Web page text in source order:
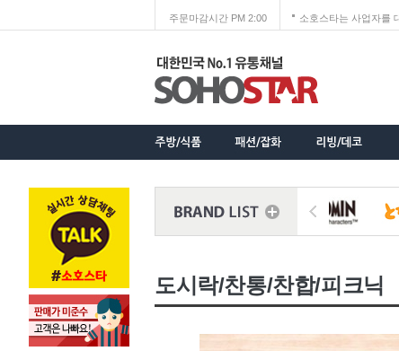
주문마감시간 PM 2:00 소호스타는 사업자를
도시락/찬통/찬합/피크닉